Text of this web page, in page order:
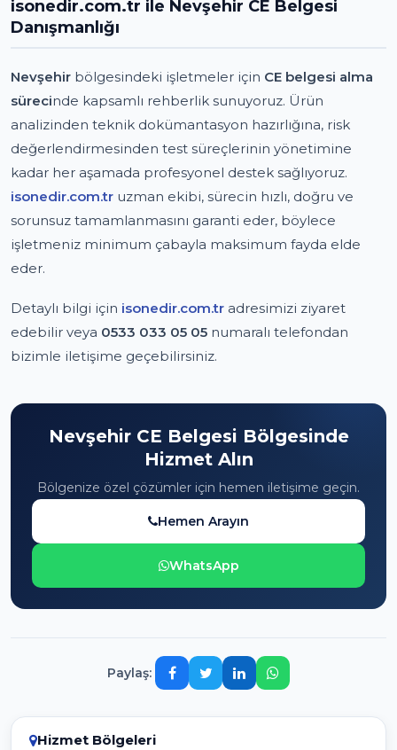
isonedir.com.tr ile Nevşehir CE Belgesi
Danışmanlığı
Nevşehir bölgesindeki işletmeler için CE belgesi alma
sürecinde kapsamlı rehberlik sunuyoruz. Ürün
analizinden teknik dokümantasyon hazırlığına, risk
değerlendirmesinden test süreçlerinin yönetimine
kadar her aşamada profesyonel destek sağlıyoruz.
isonedir.com.tr uzman ekibi, sürecin hızlı, doğru ve
sorunsuz tamamlanmasını garanti eder, böylece
işletmeniz minimum çabayla maksimum fayda elde
eder.
Detaylı bilgi için isonedir.com.tr adresimizi ziyaret
edebilir veya 0533 033 05 05 numaralı telefondan
bizimle iletişime geçebilirsiniz.
Nevşehir CE Belgesi Bölgesinde
Hizmet Alın
Bölgenize özel çözümler için hemen iletişime geçin.
Hemen Arayın
WhatsApp
Paylaş:
Hizmet Bölgeleri